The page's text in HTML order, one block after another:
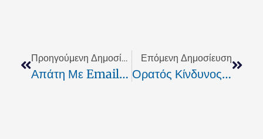
Προηγούμενη Δημοσίευση
Απάτη Με Email Παγίδες Που Αφορούν Την Εθνική Τράπεζα!
Επόμενη Δημοσίευση
Ορατός Κίνδυνος Για Διπλοβάρδια Σε Σχολεία Του Ρεθύμνου